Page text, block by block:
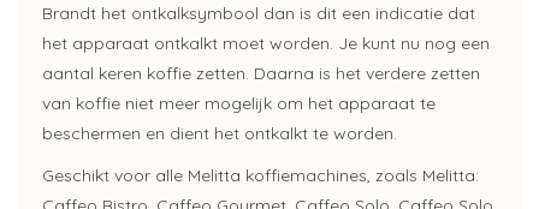
Brandt het ontkalksymbool dan is dit een indicatie dat
het apparaat ontkalkt moet worden. Je kunt nu nog een
aantal keren koffie zetten. Daarna is het verdere zetten
van koffie niet meer mogelijk om het apparaat te
beschermen en dient het ontkalkt te worden.
Geschikt voor alle Melitta koffiemachines, zoals Melitta: